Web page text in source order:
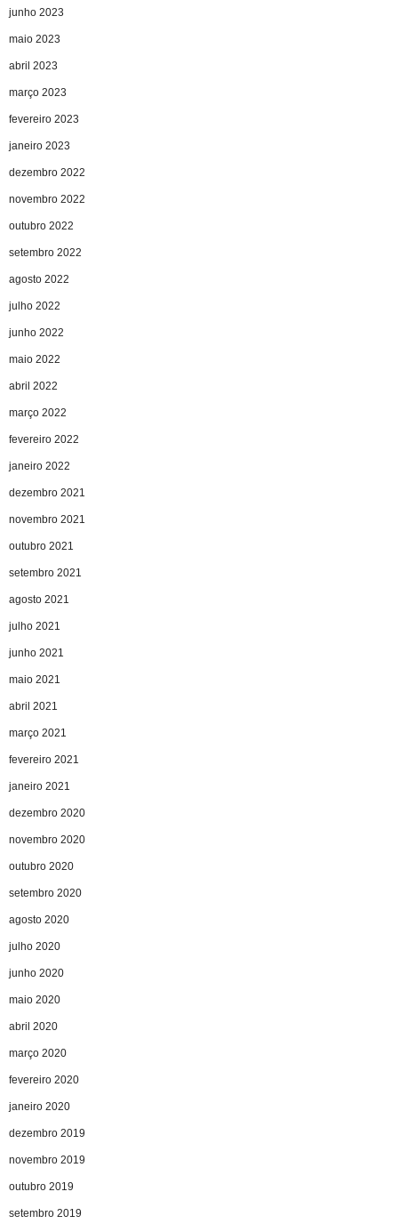
junho 2023
maio 2023
abril 2023
março 2023
fevereiro 2023
janeiro 2023
dezembro 2022
novembro 2022
outubro 2022
setembro 2022
agosto 2022
julho 2022
junho 2022
maio 2022
abril 2022
março 2022
fevereiro 2022
janeiro 2022
dezembro 2021
novembro 2021
outubro 2021
setembro 2021
agosto 2021
julho 2021
junho 2021
maio 2021
abril 2021
março 2021
fevereiro 2021
janeiro 2021
dezembro 2020
novembro 2020
outubro 2020
setembro 2020
agosto 2020
julho 2020
junho 2020
maio 2020
abril 2020
março 2020
fevereiro 2020
janeiro 2020
dezembro 2019
novembro 2019
outubro 2019
setembro 2019